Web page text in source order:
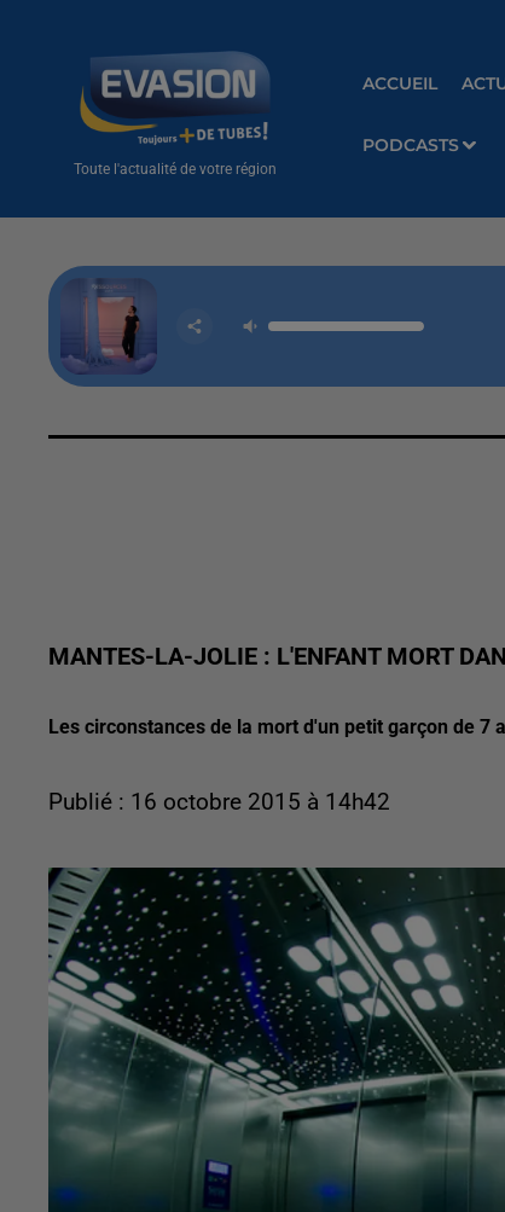
Toute l'actualité de votre région
ACCUEIL
PODCASTS
MANTES-LA-JOLIE : L'ENFANT MORT
Les circonstances de la mort d'un petit garçon de 7
Publié : 16 octobre 2015 à 14h42